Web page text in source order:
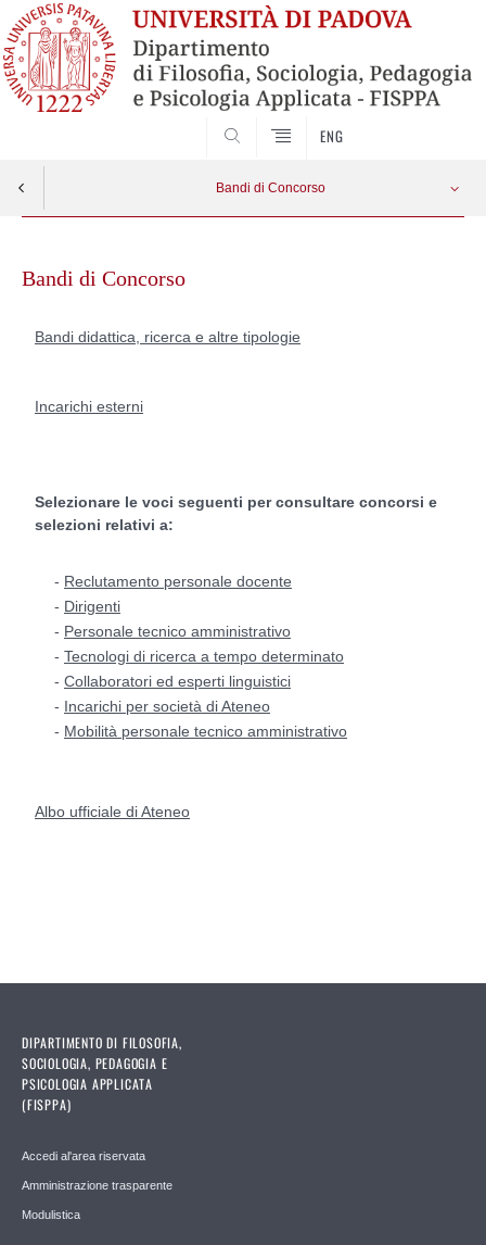
ENG
Bandi di Concorso
contentBandi di Concorso
Bandi didattica, ricerca e altre tipologie
Incarichi esterni
Selezionare le voci seguenti per consultare concorsi e
selezioni relativi a:
- Reclutamento personale docente
- Dirigenti
- Personale tecnico amministrativo
- Tecnologi di ricerca a tempo determinato
- Collaboratori ed esperti linguistici
- Incarichi per società di Ateneo
- Mobilità personale tecnico amministrativo
Albo ufficiale di Ateneo
DIPARTIMENTO DI FILOSOFIA,
SOCIOLOGIA, PEDAGOGIA E
PSICOLOGIA APPLICATA
(FISPPA)
Accedi al'area riservata
Amministrazione trasparente
Modulistica